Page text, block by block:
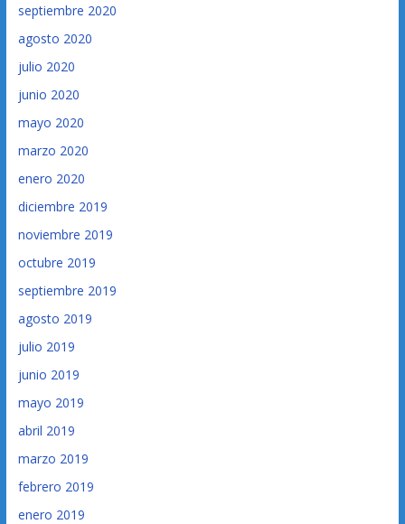
septiembre 2020
agosto 2020
julio 2020
junio 2020
mayo 2020
marzo 2020
enero 2020
diciembre 2019
noviembre 2019
octubre 2019
septiembre 2019
agosto 2019
julio 2019
junio 2019
mayo 2019
abril 2019
marzo 2019
febrero 2019
enero 2019